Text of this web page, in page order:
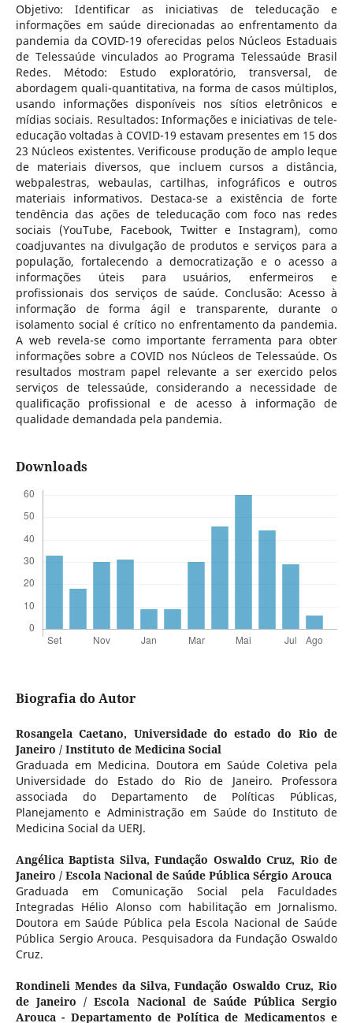
Objetivo: Identificar as iniciativas de teleducação e
informações em saúde direcionadas ao enfrentamento da
pandemia da COVID-19 oferecidas pelos Núcleos Estaduais
de Telessaúde vinculados ao Programa Telessaúde Brasil
Redes. Método: Estudo exploratório, transversal, de
abordagem quali-quantitativa, na forma de casos múltiplos,
usando informações disponíveis nos sítios eletrônicos e
mídias sociais. Resultados: Informações e iniciativas de tele-
educação voltadas à COVID-19 estavam presentes em 15 dos
23 Núcleos existentes. Verificouse produção de amplo leque
de materiais diversos, que incluem cursos a distância,
webpalestras, webaulas, cartilhas, infográficos e outros
materiais informativos. Destaca-se a existência de forte
tendência das ações de teleducação com foco nas redes
sociais (YouTube, Facebook, Twitter e Instagram), como
coadjuvantes na divulgação de produtos e serviços para a
população, fortalecendo a democratização e o acesso a
informações úteis para usuários, enfermeiros e
profissionais dos serviços de saúde. Conclusão: Acesso à
informação de forma ágil e transparente, durante o
isolamento social é crítico no enfrentamento da pandemia.
A web revela-se como importante ferramenta para obter
informações sobre a COVID nos Núcleos de Telessaúde. Os
resultados mostram papel relevante a ser exercido pelos
serviços de telessaúde, considerando a necessidade de
qualificação profissional e de acesso à informação de
qualidade demandada pela pandemia.
Downloads
Biografia do Autor
Rosangela Caetano, Universidade do estado do Rio de
Janeiro / Instituto de Medicina Social
Graduada em Medicina. Doutora em Saúde Coletiva pela
Universidade do Estado do Rio de Janeiro. Professora
associada do Departamento de Políticas Públicas,
Planejamento e Administração em Saúde do Instituto de
Medicina Social da UERJ.
Angélica Baptista Silva,Fundação Oswaldo Cruz, Rio de
Janeiro / Escola Nacional de Saúde Pública Sérgio Arouca
Graduada em Comunicação Social pela Faculdades
Integradas Hélio Alonso com habilitação em Jornalismo.
Doutora em Saúde Pública pela Escola Nacional de Saúde
Pública Sergio Arouca. Pesquisadora da Fundação Oswaldo
Cruz.
Rondineli Mendes da Silva,Fundação Oswaldo Cruz, Rio
de Janeiro / Escola Nacional de Saúde Pública Sergio
Arouca - Departamento de Política de Medicamentos e